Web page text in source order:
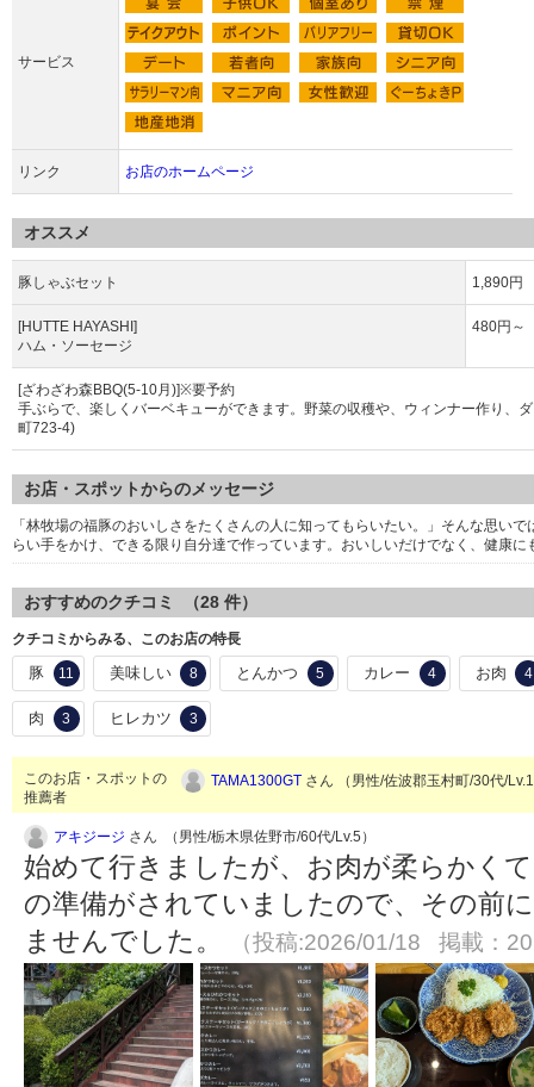
サービス
リンク お店のホームページ
オススメ
豚しゃぶセット 1,890円
[HUTTE HAYASHI]
ハム・ソーセージ
480円～
[ざわざわ森BBQ(5-10月)]※要予約
手ぶらで、楽しくバーベキューができます。野菜の収穫や、ウィンナー作り、
町723-4)
お店・スポットからのメッセージ
「林牧場の福豚のおいしさをたくさんの人に知ってもらいたい。」そんな思い
らい手をかけ、できる限り自分達で作っています。おいしいだけでなく、健康
おすすめのクチコミ （28 件）
クチコミからみる、このお店の特長
豚 11 美味しい 8 とんかつ 5 カレー 4 お肉 4
肉 3 ヒレカツ 3
このお店・スポットの
推薦者
TAMA1300GT さん （男性/佐波郡玉村町/30代/
アキジージ さん （男性/栃木県佐野市/60代/Lv.5）
始めて行きましたが、お肉が柔らかく
の準備がされていましたので、その前
ませんでした。
（投稿:2026/01/18 掲載：